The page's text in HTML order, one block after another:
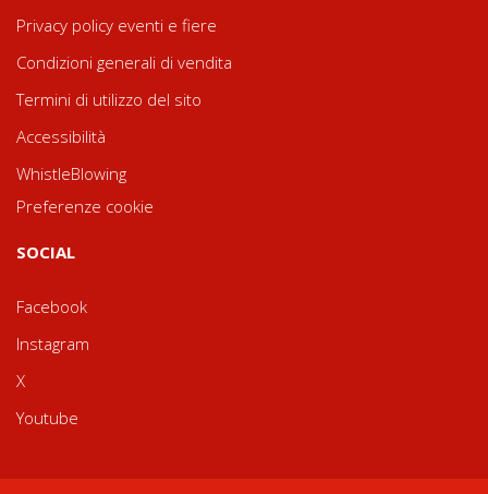
Privacy policy eventi e fiere
Condizioni generali di vendita
Termini di utilizzo del sito
Accessibilità
WhistleBlowing
Preferenze cookie
SOCIAL
Facebook
Instagram
X
Youtube